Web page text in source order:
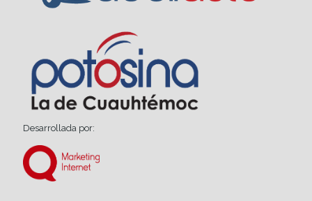
Desarrollada por: